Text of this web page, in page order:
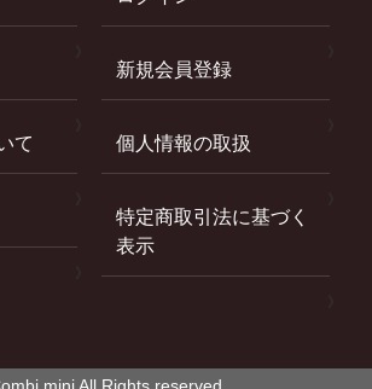
て
新規会員登録
個人情報の取扱
特定商取引法に基づく
表示
mini All Rights reserved.